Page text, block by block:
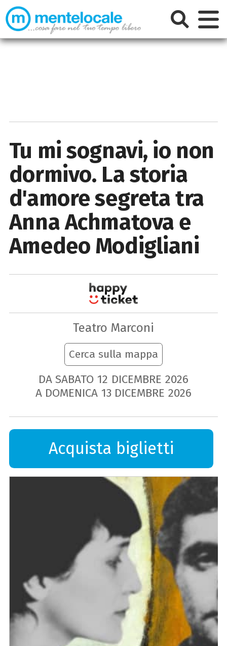
Tu mi sognavi, io non
dormivo. La storia
d'amore segreta tra
Anna Achmatova e
Amedeo Modigliani
Teatro Marconi
Cerca sulla mappa
DA SABATO 12 DICEMBRE 2026
A DOMENICA 13 DICEMBRE 2026
Acquista biglietti